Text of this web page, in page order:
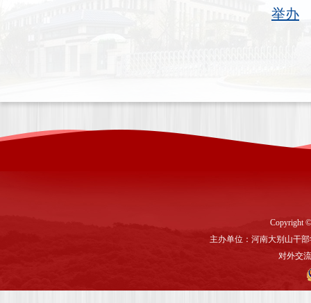
举办
Copyright
主办单位：河南大别山干
对外交